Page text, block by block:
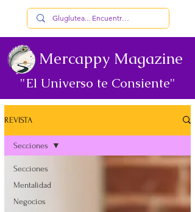
Mercappy Magazine
"El Universo te Consiente"
REVISTA
Secciones
Mentalidad
Negocios
Secciones